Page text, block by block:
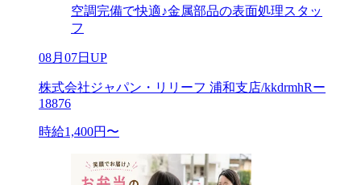
空調完備で快適♪金属部品の表面処理スタッ
フ
08月07日UP
株式会社ジャパン・リリーフ 浦和支店/kkdrmhRー
18876
時給1,400円〜